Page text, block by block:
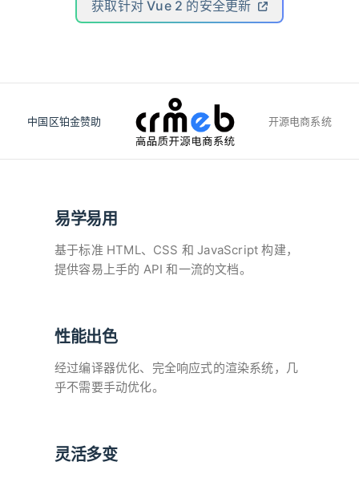
获取针对 Vue 2 的安全更新
中国区铂金赞助 开源电商系统
易学易用
基于标准 HTML、CSS 和 JavaScript 构建，
提供容易上手的 API 和一流的文档。
性能出色
经过编译器优化、完全响应式的渲染系统，几
乎不需要手动优化。
灵活多变